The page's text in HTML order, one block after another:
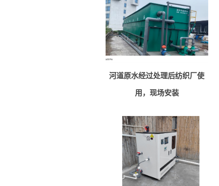
河道原水经过处理后纺织厂使
用，现场安装